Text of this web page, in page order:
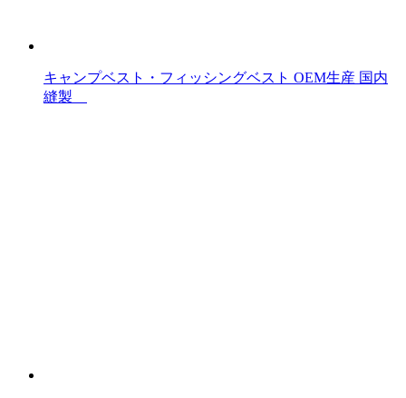
キャンプベスト・フィッシングベスト OEM生産 国内
縫製